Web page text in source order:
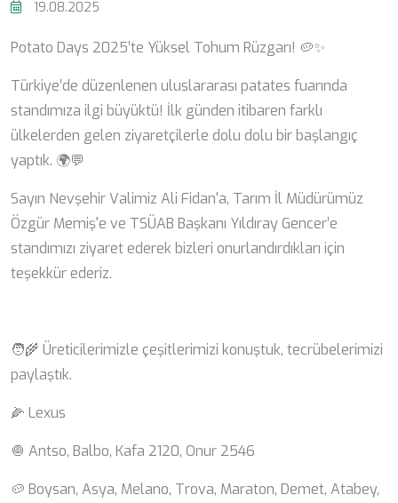
19.08.2025
Potato Days 2025’te Yüksel Tohum Rüzgarı! 🥔✨
Türkiye’de düzenlenen uluslararası patates fuarında
standımıza ilgi büyüktü! İlk günden itibaren farklı
ülkelerden gelen ziyaretçilerle dolu dolu bir başlangıç
yaptık. 🌍💬
Sayın Nevşehir Valimiz Ali Fidan'a, Tarım İl Müdürümüz
Özgür Memiş'e ve TSÜAB Başkanı Yıldıray Gencer’e
standımızı ziyaret ederek bizleri onurlandırdıkları için
teşekkür ederiz.
🧑‍🌾 Üreticilerimizle çeşitlerimizi konuştuk, tecrübelerimizi
paylaştık.
🌽 Lexus
🧅 Antso, Balbo, Kafa 2120, Onur 2546
🥔 Boysan, Asya, Melano, Trova, Maraton, Demet, Atabey,